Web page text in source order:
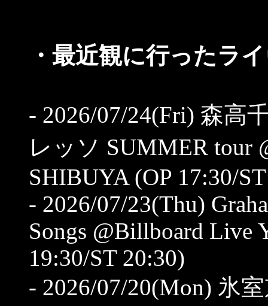
・最近観に行ったラ
- 2026/07/24(Fri) 森高
レッソ SUMMER tour
SHIBUYA (OP 17:30/
- 2026/07/23(Thu)
Songs @Billboard Live
19:30/ST 20:30)
- 2026/07/20(Mon) 氷